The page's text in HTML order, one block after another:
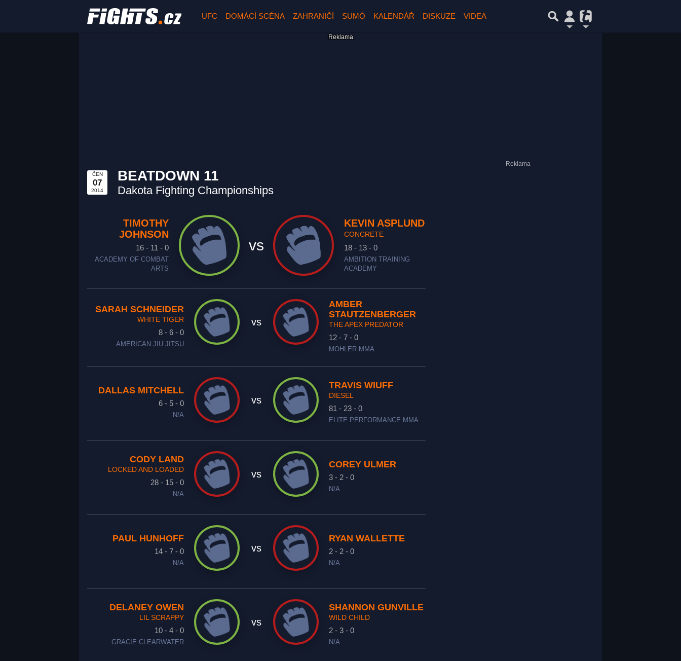
UFC DOMÁCÍ SCÉNA ZAHRANIČÍ SUMÓ KALENDÁŘ DISKUZE VIDEA
ČEN
07
2014
BEATDOWN 11
Dakota Fighting Championships
TIMOTHY
JOHNSON
16 - 11 - 0
ACADEMY OF COMBAT
ARTS
vs
KEVIN ASPLUND
CONCRETE
18 - 13 - 0
AMBITION TRAINING
ACADEMY
SARAH SCHNEIDER
WHITE TIGER
8 - 6 - 0
AMERICAN JIU JITSU
vs
AMBER
STAUTZENBERGER
THE APEX PREDATOR
12 - 7 - 0
MOHLER MMA
DALLAS MITCHELL
6 - 5 - 0
N/A
vs
TRAVIS WIUFF
DIESEL
81 - 23 - 0
ELITE PERFORMANCE MMA
CODY LAND
LOCKED AND LOADED
28 - 15 - 0
N/A
vs
COREY ULMER
3 - 2 - 0
N/A
PAUL HUNHOFF
14 - 7 - 0
N/A
vs
RYAN WALLETTE
2 - 2 - 0
N/A
DELANEY OWEN
LIL SCRAPPY
10 - 4 - 0
GRACIE CLEARWATER
vs
SHANNON GUNVILLE
WILD CHILD
2 - 3 - 0
N/A